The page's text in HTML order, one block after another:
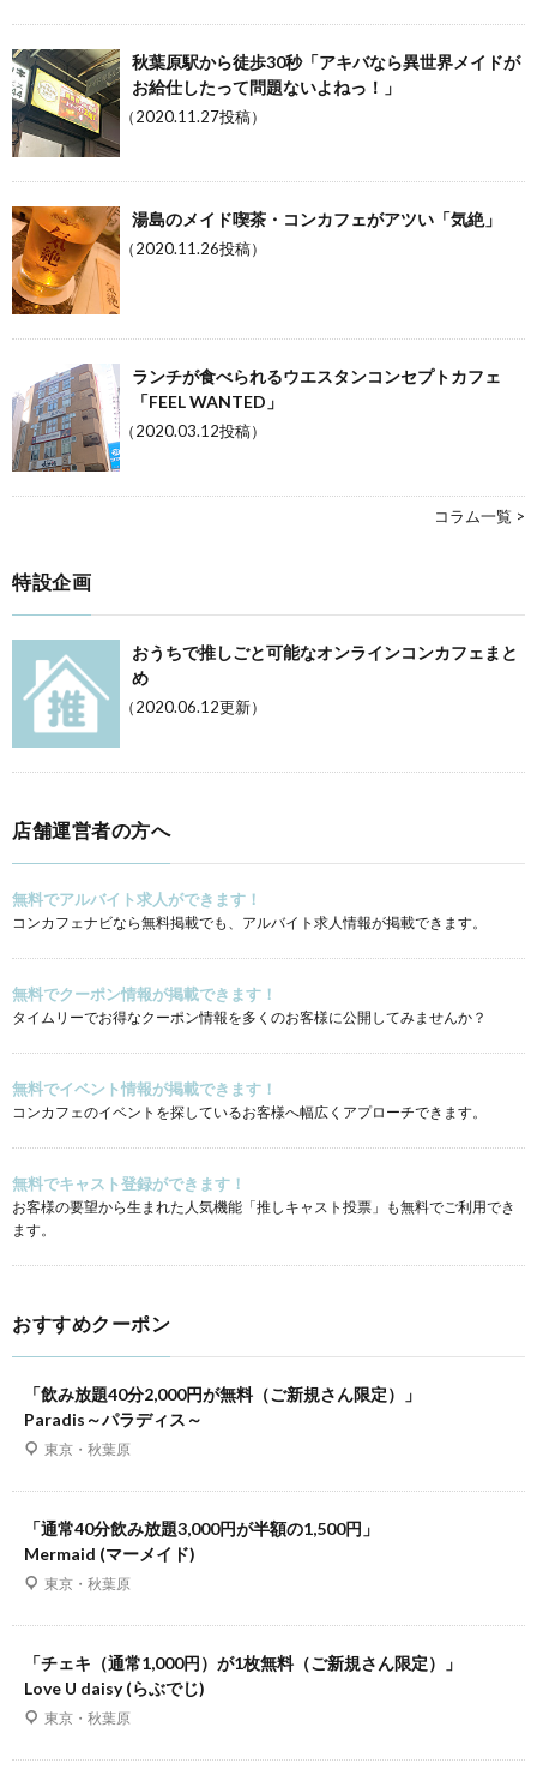
秋葉原駅から徒歩30秒「アキバなら異世界メイドが
お給仕したって問題ないよねっ！」
（2020.11.27投稿）
湯島のメイド喫茶・コンカフェがアツい「気絶」
（2020.11.26投稿）
ランチが食べられるウエスタンコンセプトカフェ
「FEEL WANTED」
（2020.03.12投稿）
コラム一覧 >
特設企画
おうちで推しごと可能なオンラインコンカフェまと
め
（2020.06.12更新）
店舗運営者の方へ
無料でアルバイト求人ができます！
コンカフェナビなら無料掲載でも、アルバイト求人情報が掲載できます。
無料でクーポン情報が掲載できます！
タイムリーでお得なクーポン情報を多くのお客様に公開してみませんか？
無料でイベント情報が掲載できます！
コンカフェのイベントを探しているお客様へ幅広くアプローチできます。
無料でキャスト登録ができます！
お客様の要望から生まれた人気機能「推しキャスト投票」も無料でご利用でき
ます。
おすすめクーポン
「飲み放題40分2,000円が無料（ご新規さん限定）」
Paradis～パラディス～
東京・秋葉原
「通常40分飲み放題3,000円が半額の1,500円」
Mermaid (マーメイド)
東京・秋葉原
「チェキ（通常1,000円）が1枚無料（ご新規さん限定）」
Love U daisy (らぶでじ)
東京・秋葉原